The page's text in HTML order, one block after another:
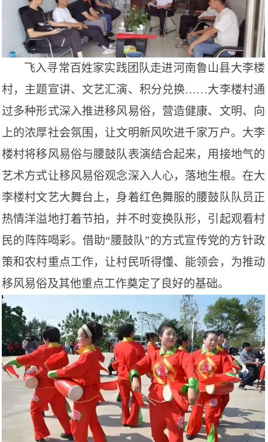
飞入寻常百姓家实践团队走进河南鲁山县大李楼
村，主题宣讲、文艺汇演、积分兑换……大李楼村通
过多种形式深入推进移风易俗，营造健康、文明、向
上的浓厚社会氛围，让文明新风吹进千家万户。大李
楼村将移风易俗与腰鼓队表演结合起来，用接地气的
艺术方式让移风易俗观念深入人心，落地生根。在大
李楼村文艺大舞台上，身着红色舞服的腰鼓队队员正
热情洋溢地打着节拍，并不时变换队形，引起观看村
民的阵阵喝彩。借助“腰鼓队”的方式宣传党的方针政
策和农村重点工作，让村民听得懂、能领会，为推动
移风易俗及其他重点工作奠定了良好的基础。